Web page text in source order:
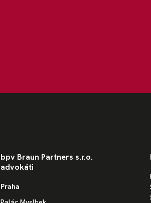
bpv Braun Partners s.r.o.
advokáti
Praha